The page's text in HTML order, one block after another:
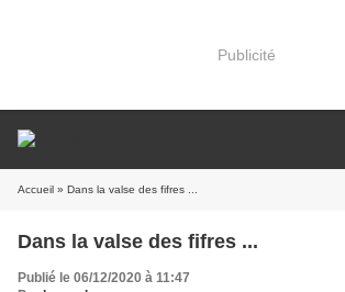
Publicité
Accueil » Dans la valse des fifres ...
Dans la valse des fifres ...
Publié le 06/12/2020 à 11:47